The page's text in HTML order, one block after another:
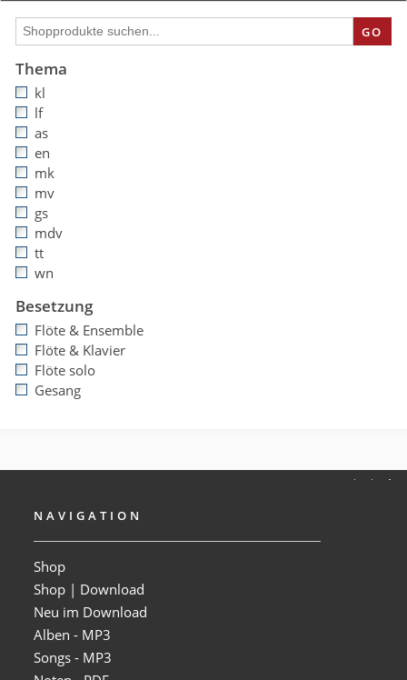
GO
Thema
kl
lf
as
en
mk
mv
gs
mdv
tt
wn
Besetzung
Flöte & Ensemble
Flöte & Klavier
Flöte solo
Gesang
NAVIGATION
Shop
Shop | Download
Neu im Download
Alben - MP3
Songs - MP3